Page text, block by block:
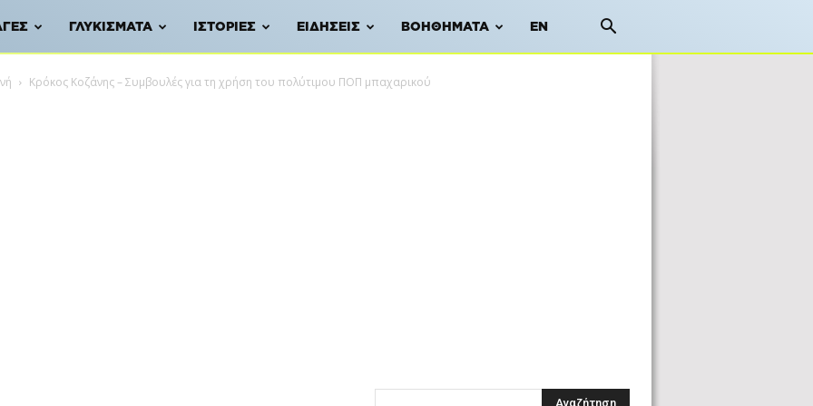
ΓΛΥΚΊΣΜΑΤΑ ΙΣΤΟΡΊΕΣ ΕΙΔΉΣΕΙΣ ΒΟΗΘΉΜΑΤΑ EN
Κρόκος Κοζάνης – Συμβουλές για τη χρήση του πολύτιμου ΠΟΠ μπαχαρικού